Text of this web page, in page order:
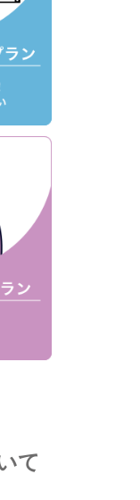
て